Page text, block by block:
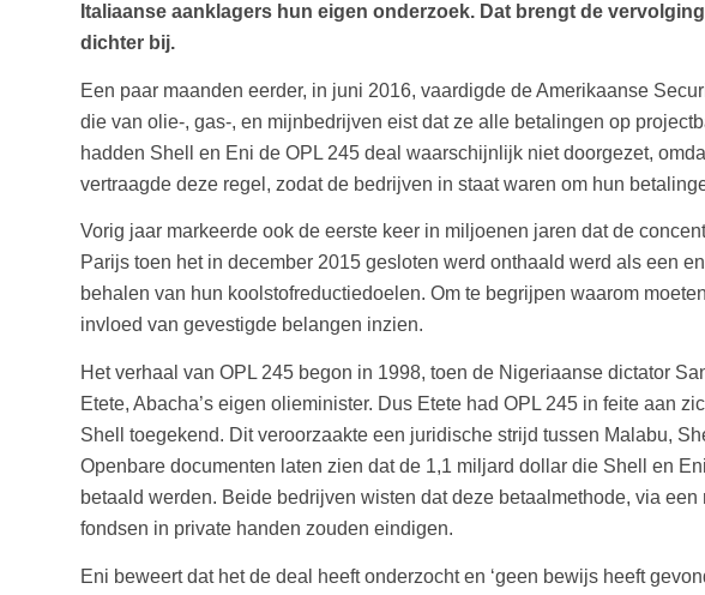
Italiaanse aanklagers hun eigen onderzoek. Dat brengt de
dichter bij.
Een paar maanden eerder, in juni 2016, vaardigde de Amerikaanse
die van olie-, gas-, en mijnbedrijven eist dat ze alle betalingen op
hadden Shell en Eni de OPL 245 deal waarschijnlijk niet doorgezet,
vertraagde deze regel, zodat de bedrijven in staat waren om hun
Vorig jaar markeerde ook de eerste keer in miljoenen jaren dat de
Parijs toen het in december 2015 gesloten werd onthaald werd als een
behalen van hun koolstofreductiedoelen. Om te begrijpen waarom
invloed van gevestigde belangen inzien.
Het verhaal van OPL 245 begon in 1998, toen de Nigeriaanse dictator
Etete, Abacha’s eigen olieminister. Dus Etete had OPL 245 in feite aan
Shell toegekend. Dit veroorzaakte een juridische strijd tussen Malabu,
Openbare documenten laten zien dat de 1,1 miljard dollar die Shell en
betaald werden. Beide bedrijven wisten dat deze betaalmethode, via
fondsen in private handen zouden eindigen.
Eni beweert dat het de deal heeft onderzocht en ‘geen bewijs heeft